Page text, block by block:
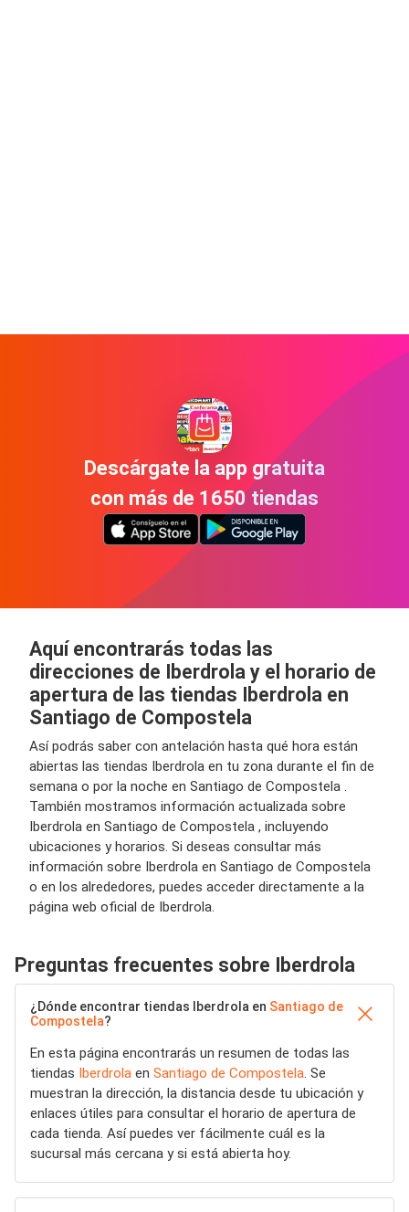
Descárgate la app gratuita
con más de 1650 tiendas
Aquí encontrarás todas las
direcciones de Iberdrola y el horario de
apertura de las tiendas Iberdrola en
Santiago de Compostela
Así podrás saber con antelación hasta qué hora están
abiertas las tiendas Iberdrola en tu zona durante el fin de
semana o por la noche en Santiago de Compostela .
También mostramos información actualizada sobre
Iberdrola en Santiago de Compostela , incluyendo
ubicaciones y horarios. Si deseas consultar más
información sobre Iberdrola en Santiago de Compostela
o en los alrededores, puedes acceder directamente a la
página web oficial de Iberdrola.
Preguntas frecuentes sobre Iberdrola
¿Dónde encontrar tiendas Iberdrola en Santiago de
Compostela?
En esta página encontrarás un resumen de todas las
tiendas Iberdrola en Santiago de Compostela. Se
muestran la dirección, la distancia desde tu ubicación y
enlaces útiles para consultar el horario de apertura de
cada tienda. Así puedes ver fácilmente cuál es la
sucursal más cercana y si está abierta hoy.